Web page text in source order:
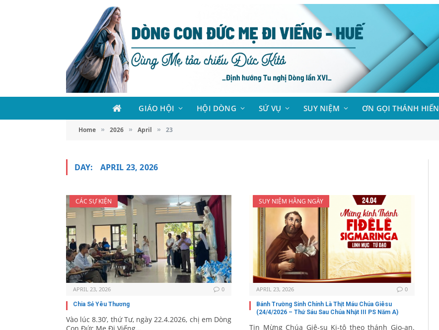
GIÁO HỘI HỘI DÒNG SỨ VỤ SUY NIỆM ƠN GỌI THÁNH HIẾN
Home » 2026 » April » 23
DAY: APRIL 23, 2026
CÁC SỰ KIỆN
APRIL 23, 2026 0
Chia Sẻ Yêu Thương
Vào lúc 8.30’, thứ Tư, ngày 22.4.2026, chị em Dòng
SUY NIỆM HẰNG NGÀY
APRIL 23, 2026 0
Bánh Trường Sinh Chính Là Thịt Máu Chúa Giêsu
(24/4/2026 – Thứ Sáu Sau Chúa Nhật III PS Năm A)
Tin Mừng Chúa Giê-su Ki-tô theo thánh Gio-an.